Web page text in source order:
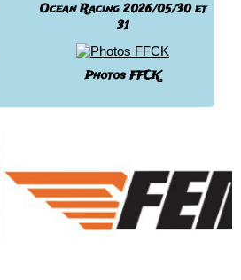
Ocean Racing 2026/05/30 et
31
Photos FFCK